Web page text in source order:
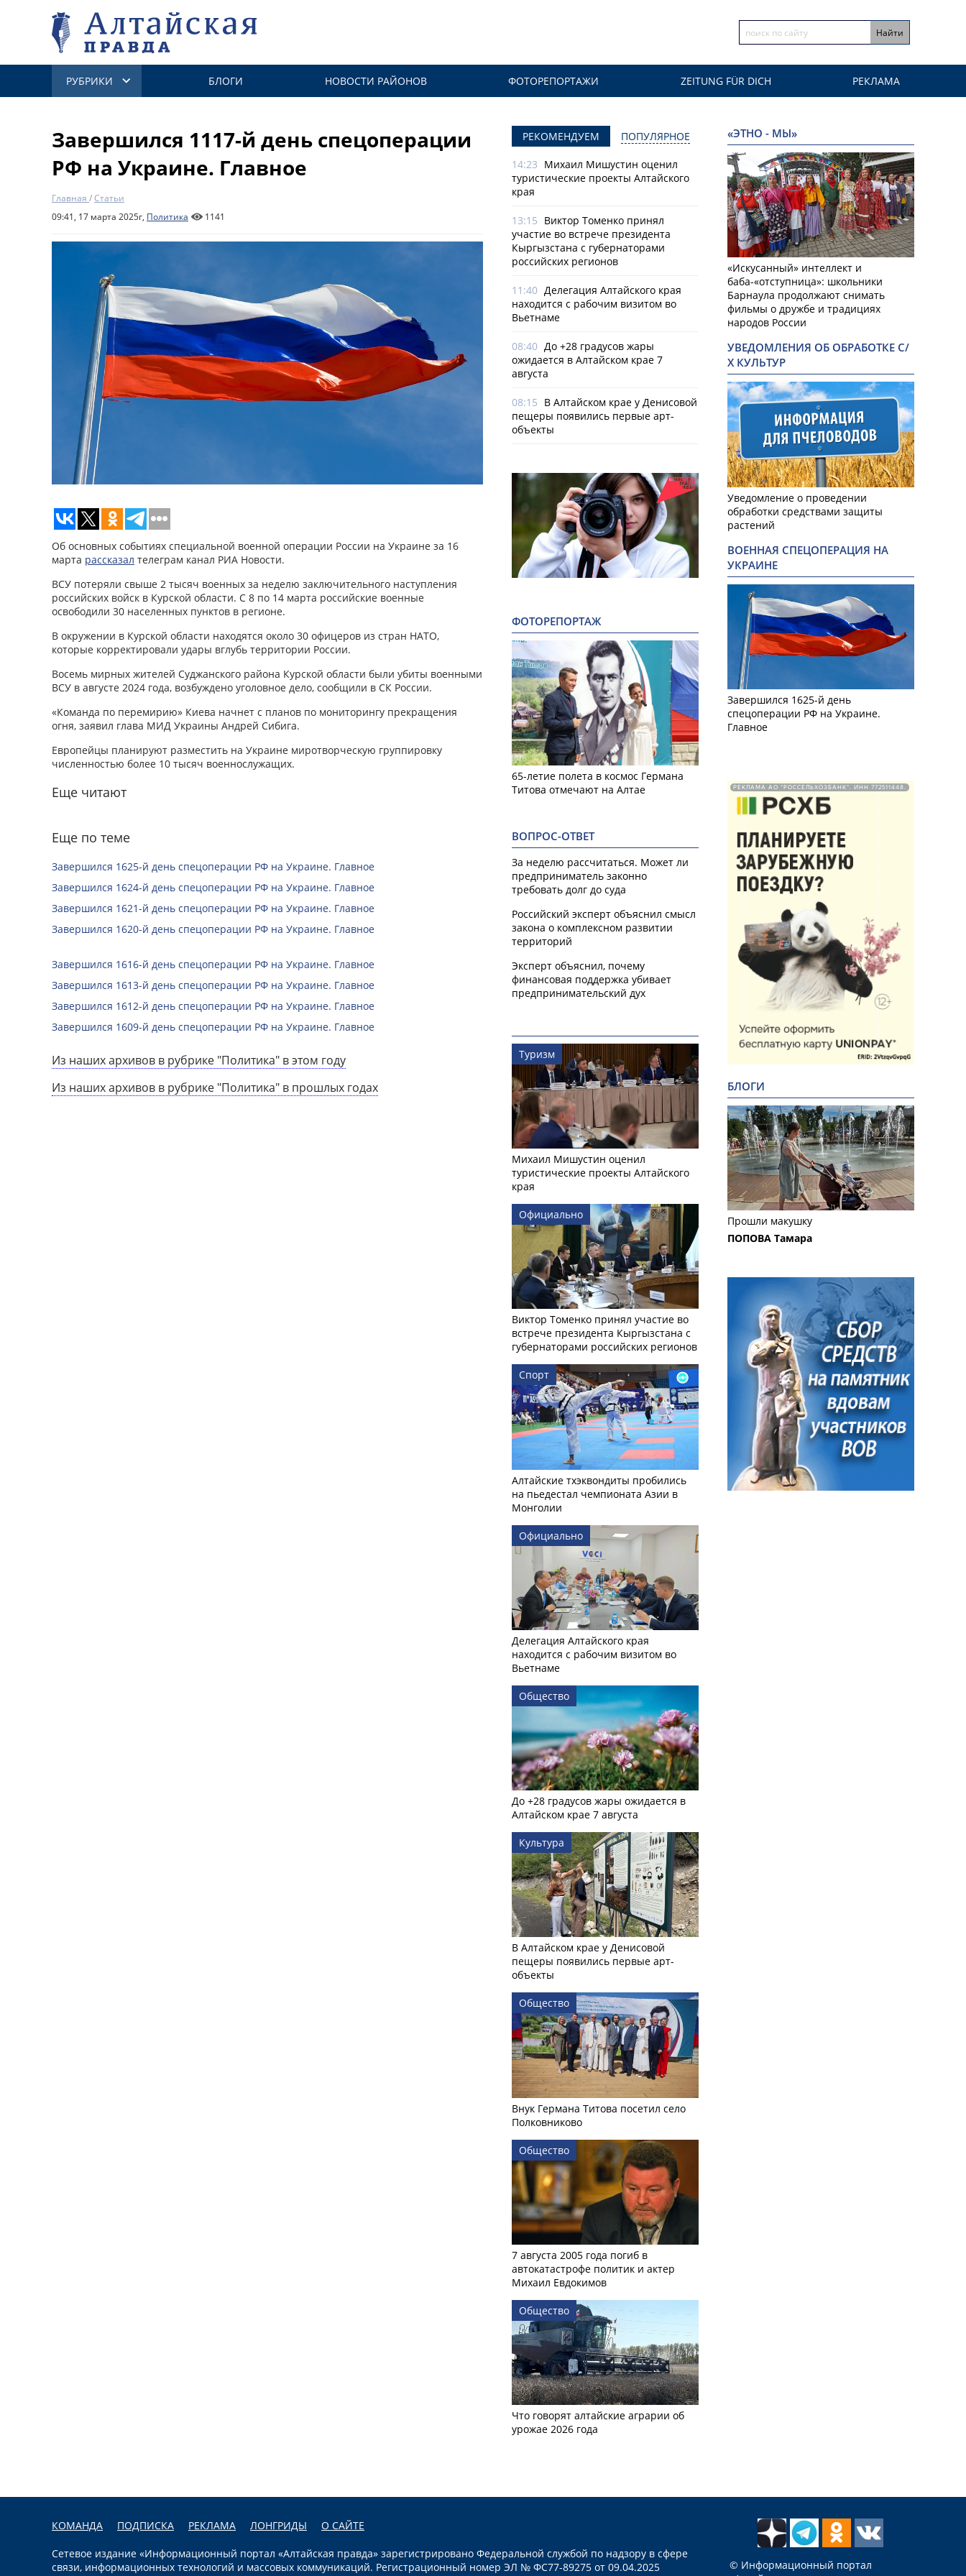
РУБРИКИ БЛОГИ НОВОСТИ РАЙОНОВ ФОТОРЕПОРТАЖИ ZEITUNG FÜR DICH РЕКЛАМА
Завершился 1117-й день спецоперации
РФ на Украине. Главное
Главная /Статьи
09:41, 17 марта 2025г, Политика 1141
Об основных событиях специальной военной операции России на Украине за 16
марта рассказал телеграм канал РИА Новости.
ВСУ потеряли свыше 2 тысяч военных за неделю заключительного наступления
российских войск в Курской области. С 8 по 14 марта российские военные
освободили 30 населенных пунктов в регионе.
В окружении в Курской области находятся около 30 офицеров из стран НАТО,
которые корректировали удары вглубь территории России.
Восемь мирных жителей Суджанского района Курской области были убиты военными
ВСУ в августе 2024 года, возбуждено уголовное дело, сообщили в СК России.
«Команда по перемирию» Киева начнет с планов по мониторингу прекращения
огня, заявил глава МИД Украины Андрей Сибига.
Европейцы планируют разместить на Украине миротворческую группировку
численностью более 10 тысяч военнослужащих.
Еще читают
Еще по теме
Завершился 1625-й день спецоперации РФ на Украине. Главное
Завершился 1624-й день спецоперации РФ на Украине. Главное
Завершился 1621-й день спецоперации РФ на Украине. Главное
Завершился 1620-й день спецоперации РФ на Украине. Главное
Завершился 1616-й день спецоперации РФ на Украине. Главное
Завершился 1613-й день спецоперации РФ на Украине. Главное
Завершился 1612-й день спецоперации РФ на Украине. Главное
Завершился 1609-й день спецоперации РФ на Украине. Главное
Из наших архивов в рубрике "Политика" в этом году
Из наших архивов в рубрике "Политика" в прошлых годах
РЕКОМЕНДУЕМ ПОПУЛЯРНОЕ
14:23 Михаил Мишустин оценил
туристические проекты Алтайского
края
13:15 Виктор Томенко принял
участие во встрече президента
Кыргызстана с губернаторами
российских регионов
11:40 Делегация Алтайского края
находится с рабочим визитом во
Вьетнаме
08:40 До +28 градусов жары
ожидается в Алтайском крае 7
августа
08:15 В Алтайском крае у Денисовой
пещеры появились первые арт-
объекты
ФОТОРЕПОРТАЖ
65-летие полета в космос Германа
Титова отмечают на Алтае
ВОПРОС-ОТВЕТ
За неделю рассчитаться. Может ли
предприниматель законно
требовать долг до суда
Российский эксперт объяснил смысл
закона о комплексном развитии
территорий
Эксперт объяснил, почему
финансовая поддержка убивает
предпринимательский дух
Туризм
Михаил Мишустин оценил
туристические проекты Алтайского
края
Официально
Виктор Томенко принял участие во
встрече президента Кыргызстана с
губернаторами российских регионов
Спорт
Алтайские тхэквондиты пробились
на пьедестал чемпионата Азии в
Монголии
Официально
Делегация Алтайского края
находится с рабочим визитом во
Вьетнаме
Общество
До +28 градусов жары ожидается в
Алтайском крае 7 августа
Культура
В Алтайском крае у Денисовой
пещеры появились первые арт-
объекты
Общество
Внук Германа Титова посетил село
Полковниково
Общество
7 августа 2005 года погиб в
автокатастрофе политик и актер
Михаил Евдокимов
Общество
Что говорят алтайские аграрии об
урожае 2026 года
«ЭТНО - МЫ»
«Искусанный» интеллект и
баба-«отступница»: школьники
Барнаула продолжают снимать
фильмы о дружбе и традициях
народов России
УВЕДОМЛЕНИЯ ОБ ОБРАБОТКЕ С/
Х КУЛЬТУР
Уведомление о проведении
обработки средствами защиты
растений
ВОЕННАЯ СПЕЦОПЕРАЦИЯ НА
УКРАИНЕ
Завершился 1625-й день
спецоперации РФ на Украине.
Главное
РЕКЛАМА АО "РОССЕЛЬХОЗБАНК". ИНН 772511448.
БЛОГИ
Прошли макушку
ПОПОВА Тамара
КОМАНДА ПОДПИСКА РЕКЛАМА ЛОНГРИДЫ О САЙТЕ
Сетевое издание «Информационный портал «Алтайская правда» зарегистрировано Федеральной службой по надзору в сфере
связи, информационных технологий и массовых коммуникаций. Регистрационный номер ЭЛ № ФС77-89275 от 09.04.2025
© Информационный портал